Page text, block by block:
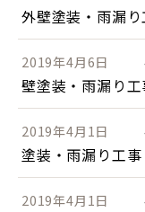
外壁塗装・雨漏り
2019年4月6日
壁塗装・雨漏り工
2019年4月1日
塗装・雨漏り工事
2019年4月1日